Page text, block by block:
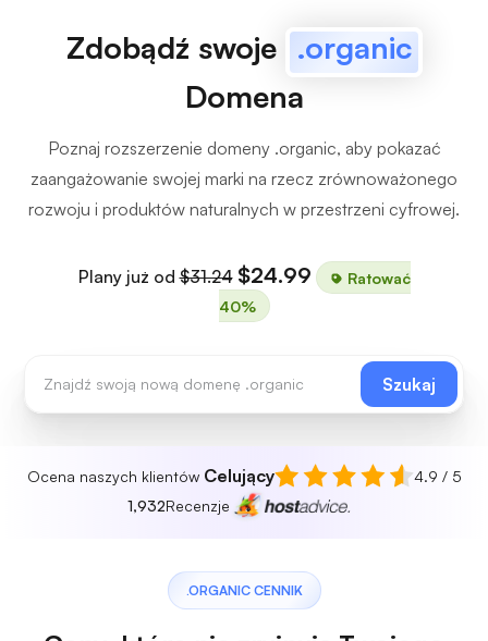
Zdobądź swoje .organic
Domena
Poznaj rozszerzenie domeny .organic, aby pokazać
zaangażowanie swojej marki na rzecz zrównoważonego
rozwoju i produktów naturalnych w przestrzeni cyfrowej.
Plany już od$31.24 $24.99
Ratować
40%
Szukaj
Ocena naszych klientów Celujący
4.9 / 5
1,932Recenzje
.ORGANIC CENNIK